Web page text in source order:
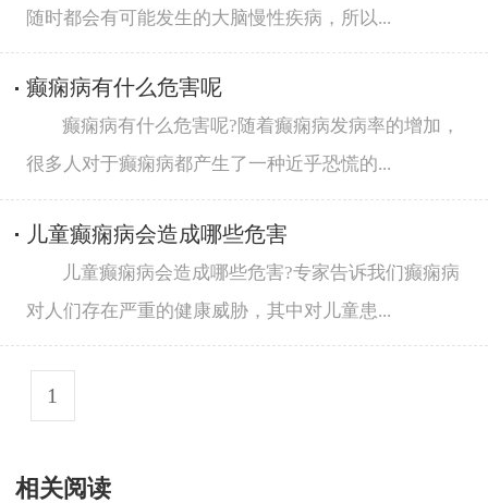
随时都会有可能发生的大脑慢性疾病，所以...
癫痫病有什么危害呢
癫痫病有什么危害呢?随着癫痫病发病率的增加，
很多人对于癫痫病都产生了一种近乎恐慌的...
儿童癫痫病会造成哪些危害
儿童癫痫病会造成哪些危害?专家告诉我们癫痫病
对人们存在严重的健康威胁，其中对儿童患...
1
相关阅读